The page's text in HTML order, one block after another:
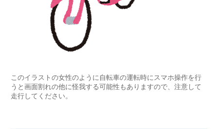
このイラストの女性のように自転車の運転時にスマホ操作を行
うと画面割れの他に怪我する可能性もありますので、注意して
走行してください。